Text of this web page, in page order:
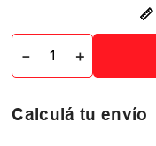
＋
－
Calculá tu envío